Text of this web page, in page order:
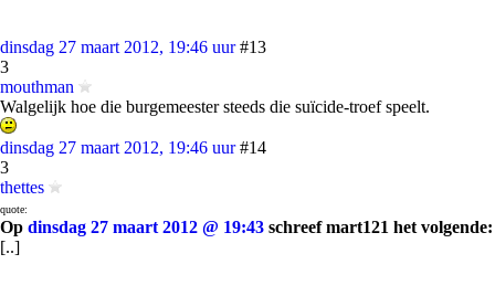
dinsdag 27 maart 2012, 19:46 uur #13
3
mouthman
Walgelijk hoe die burgemeester steeds die suïcide-troef speelt.
dinsdag 27 maart 2012, 19:46 uur #14
3
thettes
quote:
Op dinsdag 27 maart 2012 @ 19:43 schreef mart121 het volgende:
[..]